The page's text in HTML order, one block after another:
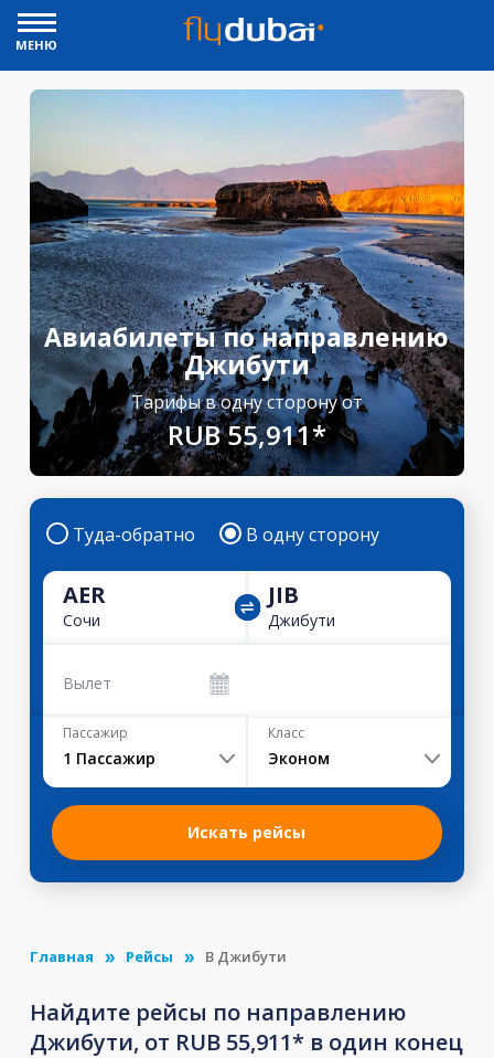
МЕНЮ
Авиабилеты по направлению
Джибути
Тарифы в одну сторону от
RUB 55,911*
Туда-обратно В одну сторону
AER
Сочи
JIB
Джибути
Вылет
Пассажир
1 Пассажир
Класс
Эконом
Искать рейсы
Главная Рейсы В Джибути
Найдите рейсы по направлению
Джибути, от RUB 55,911* в один конец